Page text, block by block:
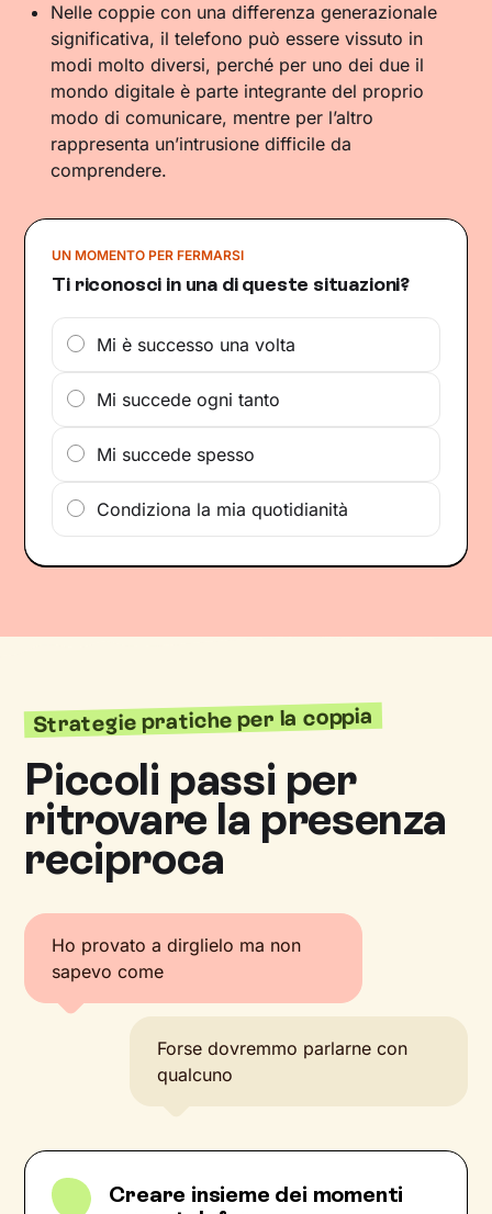
Nelle coppie con una differenza generazionale
significativa, il telefono può essere vissuto in
modi molto diversi, perché per uno dei due il
mondo digitale è parte integrante del proprio
modo di comunicare, mentre per l’altro
rappresenta un’intrusione difficile da
comprendere.
UN MOMENTO PER FERMARSI
Ti riconosci in una di queste situazioni?
Mi è successo una volta
Mi succede ogni tanto
Mi succede spesso
Condiziona la mia quotidianità
Strategie pratiche per la coppia
Piccoli passi per
ritrovare la presenza
reciproca
Ho provato a dirglielo ma non
sapevo come
Forse dovremmo parlarne con
qualcuno
Creare insieme dei momenti